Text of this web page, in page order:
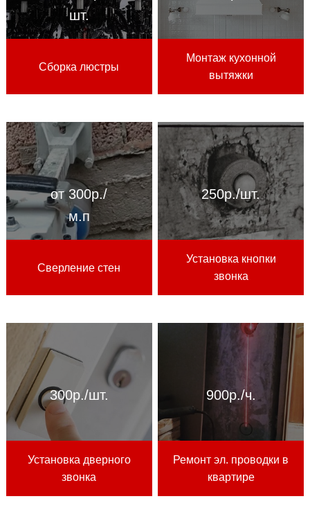
шт.
Сборка люстры
Монтаж кухонной
вытяжки
от 300р./
м.п
Сверление стен
250р./шт.
Установка кнопки
звонка
300р./шт.
Установка дверного
звонка
900р./ч.
Ремонт эл. проводки в
квартире